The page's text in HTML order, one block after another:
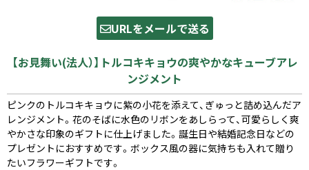
URLをメールで送る
【お見舞い(法人）】トルコキキョウの爽やかなキューブアレ
ンジメント
ピンクのトルコキキョウに紫の小花を添えて、ぎゅっと詰め込んだア
レンジメント。花のそばに水色のリボンをあしらって、可愛らしく爽
やかさな印象のギフトに仕上げました。誕生日や結婚記念日などの
プレゼントにおすすめです。ボックス風の器に気持ちも入れて贈り
たいフラワーギフトです。